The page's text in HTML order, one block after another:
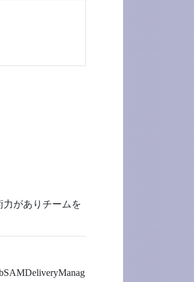
がありチームを